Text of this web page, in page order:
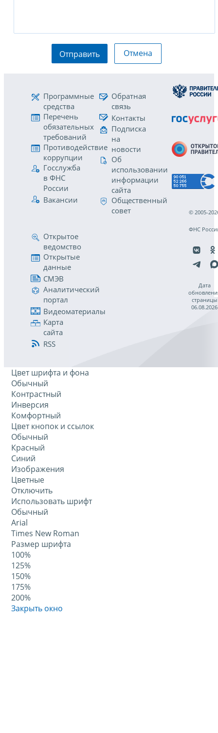
Отправить Отмена
Программные
средства
Перечень
обязательных
требований
Противодействие
коррупции
Госслужба
в ФНС
России
Вакансии
Обратная
связь
Контакты
Подписка
на
новости
Об
использовании
информации
сайта
Общественный
совет
Открытое
ведомство
Открытые
данные
СМЭВ
Аналитический
портал
Видеоматериалы
Карта
сайта
RSS
© 2005-
ФНС
Дата
страницы
06.08.2026
Цвет шрифта и фона
Обычный
Контрастный
Инверсия
Комфортный
Цвет кнопок и ссылок
Обычный
Красный
Синий
Изображения
Цветные
Отключить
Использовать шрифт
Обычный
Arial
Times New Roman
Размер шрифта
100%
125%
150%
175%
200%
Закрыть окно